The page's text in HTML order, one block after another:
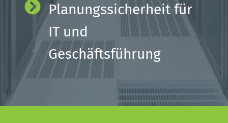
Planungssicherheit für
IT und
Geschäftsführung